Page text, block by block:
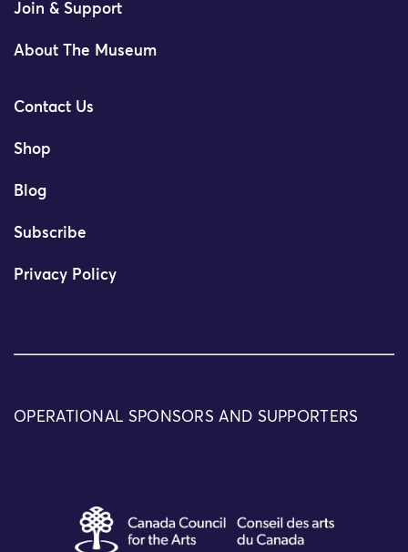
Join & Support
About The Museum
Contact Us
Shop
Blog
Subscribe
Privacy Policy
OPERATIONAL SPONSORS AND SUPPORTERS